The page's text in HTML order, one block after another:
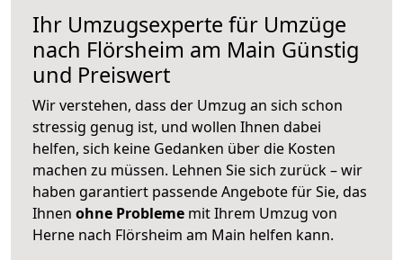
Ihr Umzugsexperte für Umzüge
nach Flörsheim am Main Günstig
und Preiswert
Wir verstehen, dass der Umzug an sich schon
stressig genug ist, und wollen Ihnen dabei
helfen, sich keine Gedanken über die Kosten
machen zu müssen. Lehnen Sie sich zurück – wir
haben garantiert passende Angebote für Sie, das
Ihnen ohne Probleme mit Ihrem Umzug von
Herne nach Flörsheim am Main helfen kann.